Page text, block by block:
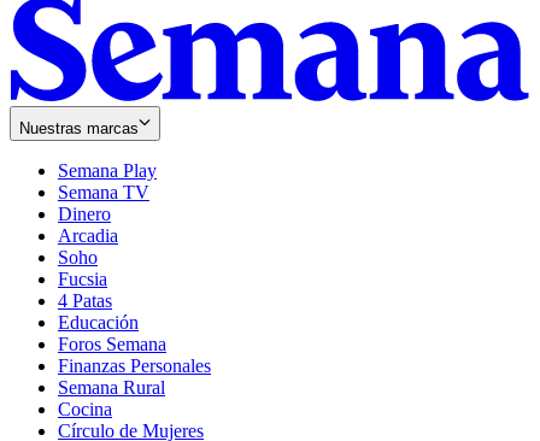
Nuestras marcas
Semana Play
Semana TV
Dinero
Arcadia
Soho
in
new
window
Fucsia
in
new
window
4 Patas
Educación
Foros Semana
Finanzas Personales
Semana Rural
Cocina
Círculo de Mujeres